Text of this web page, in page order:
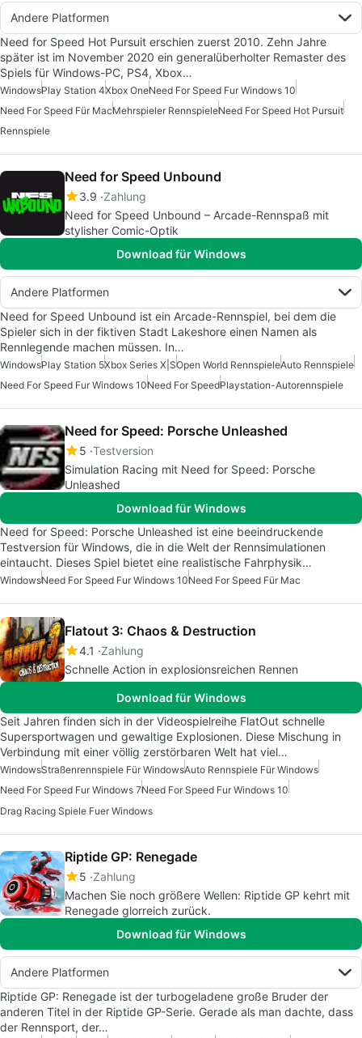
Andere Platformen
Need for Speed Hot Pursuit erschien zuerst 2010. Zehn Jahre
später ist im November 2020 ein generalüberholter Remaster des
Spiels für Windows-PC, PS4, Xbox…
WindowsPlay Station 4Xbox OneNeed For Speed Fur Windows 10
Need For Speed Für MacMehrspieler RennspieleNeed For Speed Hot Pursuit
Rennspiele
Need for Speed Unbound
3.9 Zahlung
Need for Speed Unbound – Arcade-Rennspaß mit
stylisher Comic-Optik
Download für Windows
Andere Platformen
Need for Speed Unbound ist ein Arcade-Rennspiel, bei dem die
Spieler sich in der fiktiven Stadt Lakeshore einen Namen als
Rennlegende machen müssen. In…
WindowsPlay Station 5Xbox Series X|SOpen World RennspieleAuto Rennspiele
Need For Speed Fur Windows 10Need For SpeedPlaystation-Autorennspiele
Need for Speed: Porsche Unleashed
5 Testversion
Simulation Racing mit Need for Speed: Porsche
Unleashed
Download für Windows
Need for Speed: Porsche Unleashed ist eine beeindruckende
Testversion für Windows, die in die Welt der Rennsimulationen
eintaucht. Dieses Spiel bietet eine realistische Fahrphysik…
WindowsNeed For Speed Fur Windows 10Need For Speed Für Mac
Flatout 3: Chaos & Destruction
4.1
Zahlung
Schnelle Action in explosionsreichen Rennen
Download für Windows
Seit Jahren finden sich in der Videospielreihe FlatOut schnelle
Supersportwagen und gewaltige Explosionen. Diese Mischung in
Verbindung mit einer völlig zerstörbaren Welt hat viel…
WindowsStraßenrennspiele Für WindowsAuto Rennspiele Für Windows
Need For Speed Fur Windows 7Need For Speed Fur Windows 10
Drag Racing Spiele Fuer Windows
Riptide GP: Renegade
5 Zahlung
Machen Sie noch größere Wellen: Riptide GP kehrt mit
Renegade glorreich zurück.
Download für Windows
Andere Platformen
Riptide GP: Renegade ist der turbogeladene große Bruder der
anderen Titel in der Riptide GP-Serie. Gerade als man dachte, dass
der Rennsport, der…